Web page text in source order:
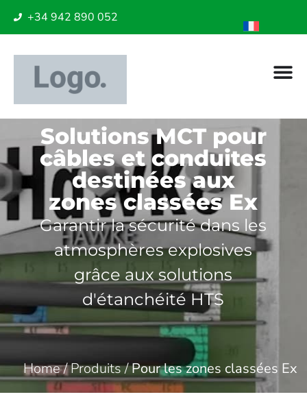
+34 942 890 052
Solutions MCT pour
câbles et conduites
destinées aux
zones classées Ex
Garantir la sécurité dans les
atmosphères explosives
grâce aux solutions
d'étanchéité HTS
Home/Produits/Pour les zones classées Ex